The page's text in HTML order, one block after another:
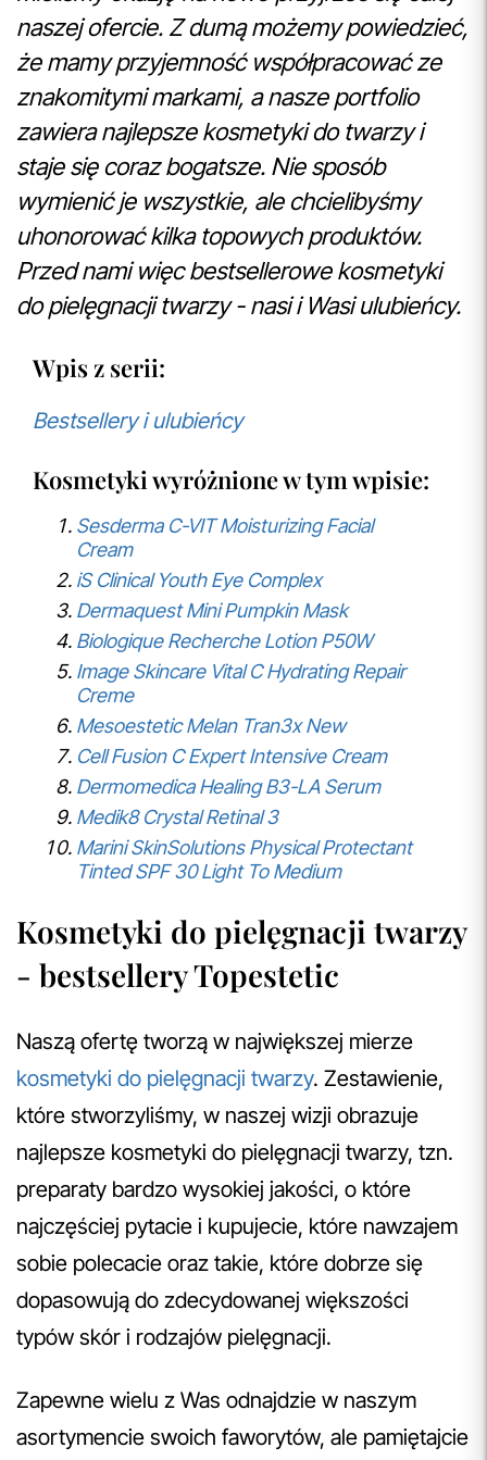
naszej ofercie. Z dumą możemy powiedzieć,
że mamy przyjemność współpracować ze
znakomitymi markami, a nasze portfolio
zawiera najlepsze kosmetyki do twarzy i
staje się coraz bogatsze. Nie sposób
wymienić je wszystkie, ale chcielibyśmy
uhonorować kilka topowych produktów.
Przed nami więc bestsellerowe kosmetyki
do pielęgnacji twarzy - nasi i Wasi ulubieńcy.
Wpis z serii:
Bestsellery i ulubieńcy
Kosmetyki wyróżnione w tym wpisie:
Sesderma C-VIT Moisturizing Facial
Cream
iS Clinical Youth Eye Complex
Dermaquest Mini Pumpkin Mask
Biologique Recherche Lotion P50W
Image Skincare Vital C Hydrating Repair
Creme
Mesoestetic Melan Tran3x New
Cell Fusion C Expert Intensive Cream
Dermomedica Healing B3-LA Serum
Medik8 Crystal Retinal 3
Marini SkinSolutions Physical Protectant
Tinted SPF 30 Light To Medium
Kosmetyki do pielęgnacji twarzy
- bestsellery Topestetic
Naszą ofertę tworzą w największej mierze
kosmetyki do pielęgnacji twarzy. Zestawienie,
które stworzyliśmy, w naszej wizji obrazuje
najlepsze kosmetyki do pielęgnacji twarzy, tzn.
preparaty bardzo wysokiej jakości, o które
najczęściej pytacie i kupujecie, które nawzajem
sobie polecacie oraz takie, które dobrze się
dopasowują do zdecydowanej większości
typów skór i rodzajów pielęgnacji.
Zapewne wielu z Was odnajdzie w naszym
asortymencie swoich faworytów, ale pamiętajcie